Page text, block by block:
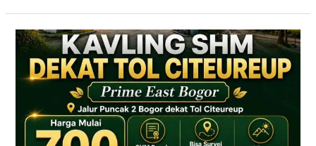
Info
Prime
East
Lokasi